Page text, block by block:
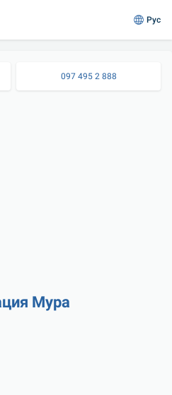
Рус
097 495 2 888
Мура